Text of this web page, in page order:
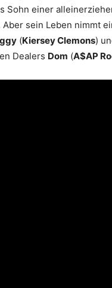
Sohn einer
sein Leben nimmt
(Kiersey Clemons)
Dealers Dom (A$AP